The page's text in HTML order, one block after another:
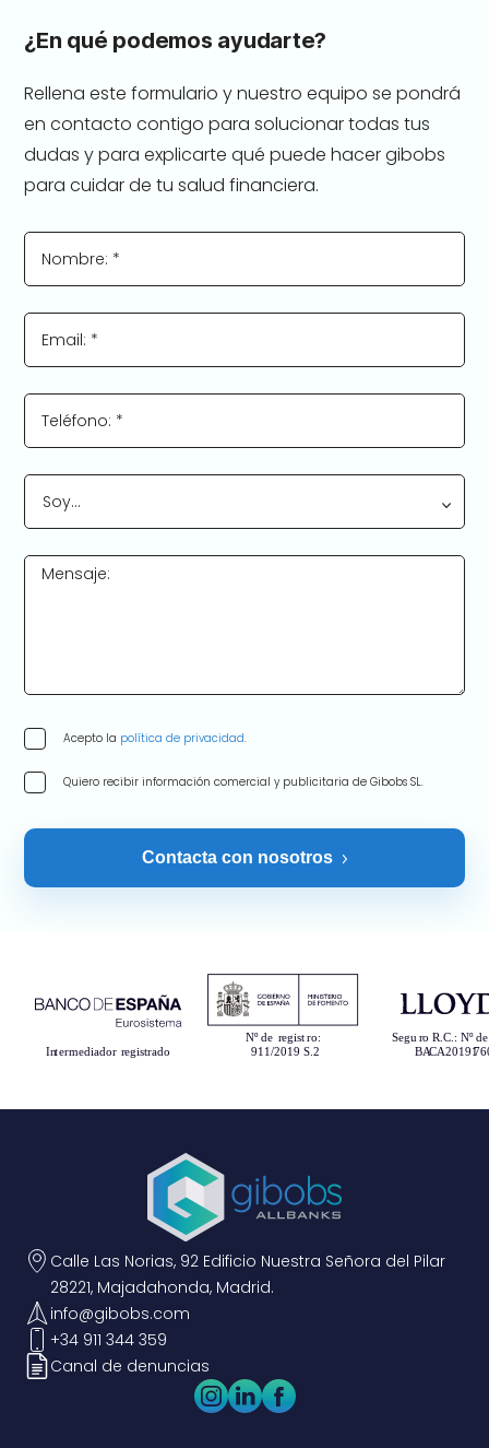
¿En qué podemos ayudarte?
Rellena este formulario y nuestro equipo se pondrá
en contacto contigo para solucionar todas tus
dudas y para explicarte qué puede hacer gibobs
para cuidar de tu salud financiera.
Nombre: *
Email: *
Teléfono: *
Soy…
Mensaje:
Acepto la política de privacidad.
Quiero recibir información comercial y publicitaria de Gibobs SL.
Contacta con nosotros
Calle Las Norias, 92 Edificio Nuestra Señora del Pilar
28221, Majadahonda, Madrid.
info@gibobs.com
+34 911 344 359
Canal de denuncias